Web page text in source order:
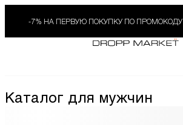
-7% НА ПЕРВУЮ ПОКУПКУ ПО ПРОМОКОДУ
Каталог для мужчин